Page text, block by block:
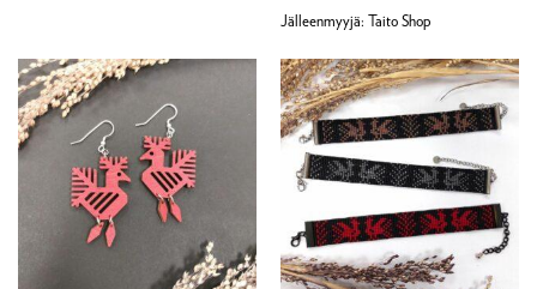
/ 5
Jälleenmyyjä: Taito Shop